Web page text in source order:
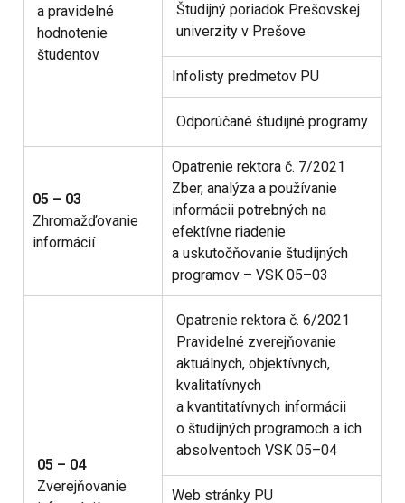
a pravidelné
hodnotenie
študentov
Študijný poriadok Prešovskej
univerzity v Prešove
Infolisty predmetov PU
Odporúčané študijné programy
05 – 03
Zhromažďovanie
informácií
Opatrenie rektora č. 7/2021
Zber, analýza a používanie
informácii potrebných na
efektívne riadenie
a uskutočňovanie študijných
programov – VSK 05–03
05 – 04
Zverejňovanie
Opatrenie rektora č. 6/2021
Pravidelné zverejňovanie
aktuálnych, objektívnych,
kvalitatívnych
a kvantitatívnych informácii
o študijných programoch a ich
absolventoch VSK 05–04
Web stránky PU